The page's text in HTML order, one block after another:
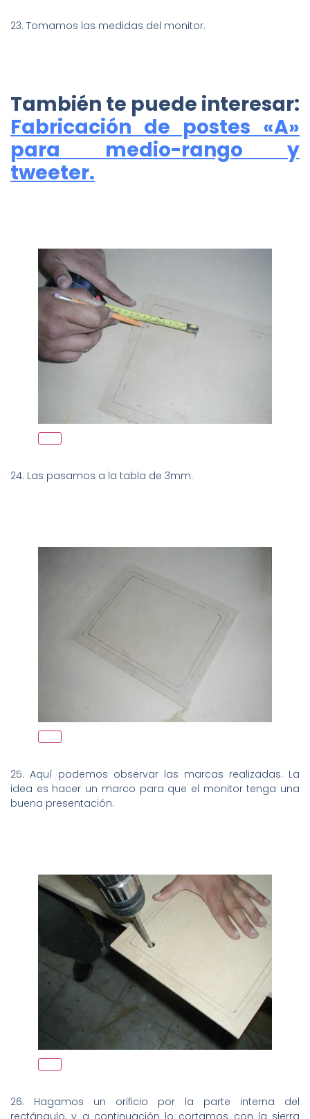
23. Tomamos las medidas del monitor.
También te puede interesar:
Fabricación de postes «A»
para medio-rango y
tweeter.
24. Las pasamos a la tabla de 3mm.
25. Aquí podemos observar las marcas realizadas. La
idea es hacer un marco para que el monitor tenga una
buena presentación.
26. Hagamos un orificio por la parte interna del